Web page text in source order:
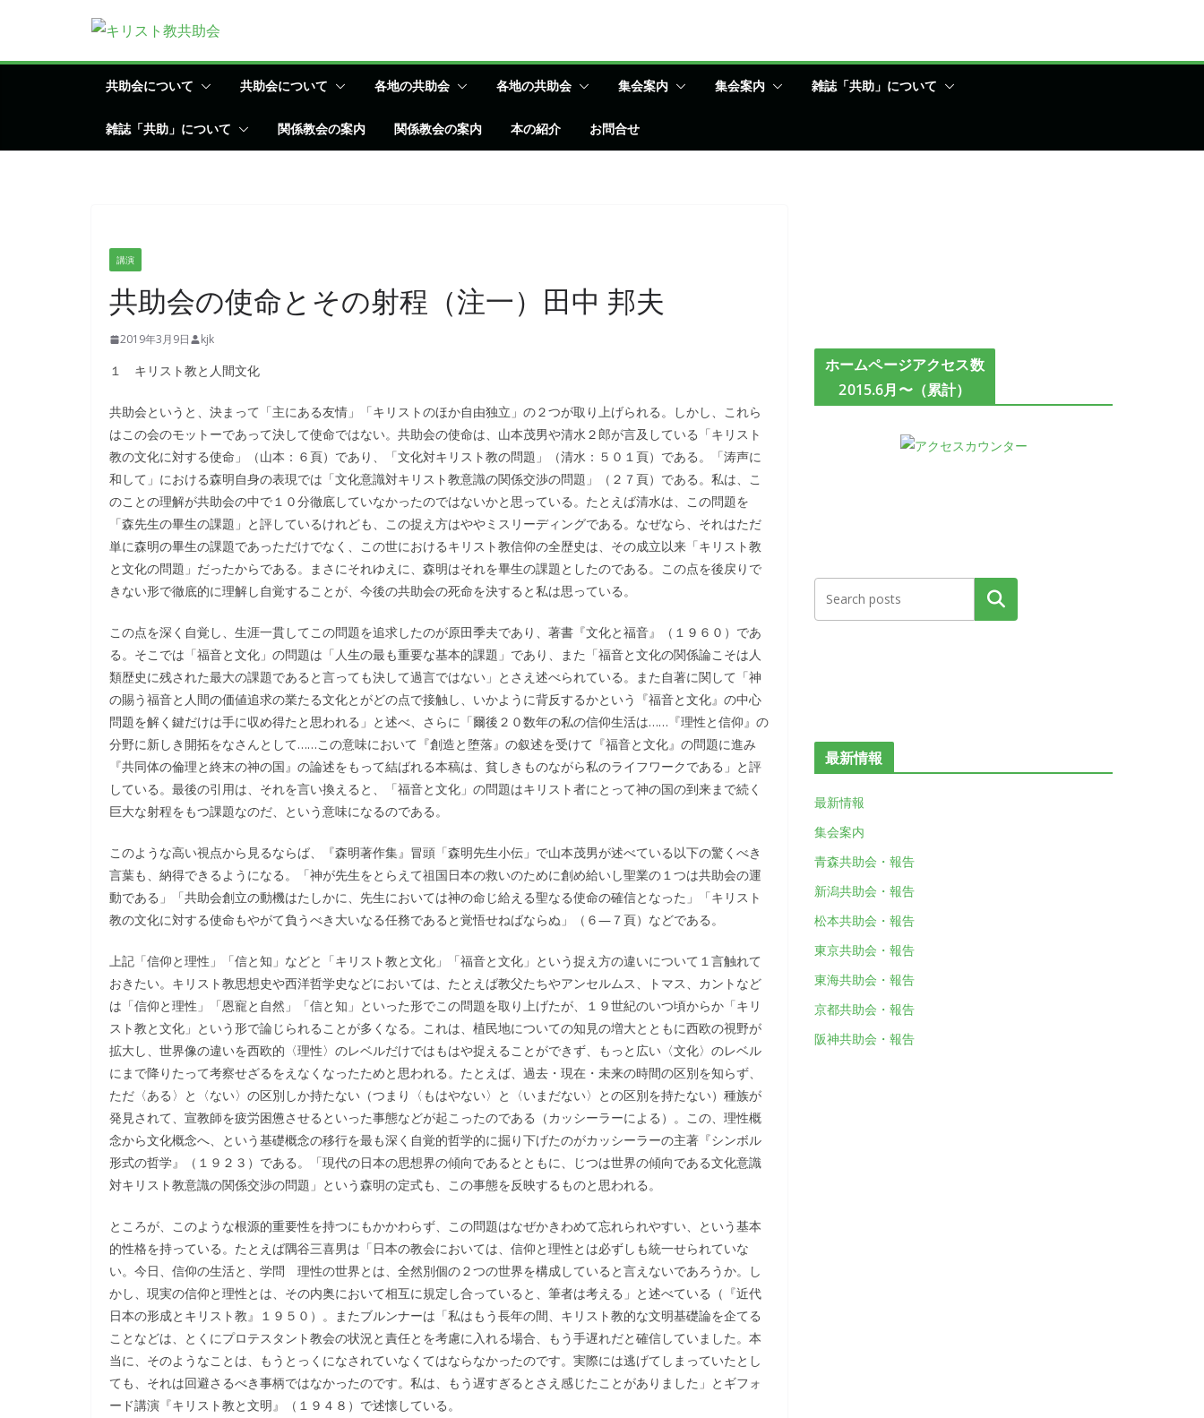
テ
共助会について 共助会について 各地の共助会 各地の共助会 集会案内 集会案内 雑誌「共助」について
雑誌「共助」について 関係教会の案内 関係教会の案内 本の紹介 お問合せ
講演
共助会の使命とその射程（注一）田中 邦夫
2019年3月9日 kjk
１ キリスト教と人間文化
共助会というと、決まって「主にある友情」「キリストのほか自由独立」の２つが取り上げられる。しかし、これら
はこの会のモットーであって決して使命ではない。共助会の使命は、山本茂男や清水２郎が言及している「キリスト
教の文化に対する使命」（山本：６頁）であり、「文化対キリスト教の問題」（清水：５０１頁）である。「涛声に
和して」における森明自身の表現では「文化意識対キリスト教意識の関係交渉の問題」（２７頁）である。私は、こ
のことの理解が共助会の中で１０分徹底していなかったのではないかと思っている。たとえば清水は、この問題を
「森先生の畢生の課題」と評しているけれども、この捉え方はややミスリーディングである。なぜなら、それはただ
単に森明の畢生の課題であっただけでなく、この世におけるキリスト教信仰の全歴史は、その成立以来「キリスト教
と文化の問題」だったからである。まさにそれゆえに、森明はそれを畢生の課題としたのである。この点を後戻りで
きない形で徹底的に理解し自覚することが、今後の共助会の死命を決すると私は思っている。
この点を深く自覚し、生涯一貫してこの問題を追求したのが原田季夫であり、著書『文化と福音』（１９６０）であ
る。そこでは「福音と文化」の問題は「人生の最も重要な基本的課題」であり、また「福音と文化の関係論こそは人
類歴史に残された最大の課題であると言っても決して過言ではない」とさえ述べられている。また自著に関して「神
の賜う福音と人間の価値追求の業たる文化とがどの点で接触し、いかように背反するかという『福音と文化』の中心
問題を解く鍵だけは手に収め得たと思われる」と述べ、さらに「爾後２０数年の私の信仰生活は……『理性と信仰』の
分野に新しき開拓をなさんとして……この意味において『創造と堕落』の叙述を受けて『福音と文化』の問題に進み
『共同体の倫理と終末の神の国』の論述をもって結ばれる本稿は、貧しきものながら私のライフワークである」と評
している。最後の引用は、それを言い換えると、「福音と文化」の問題はキリスト者にとって神の国の到来まで続く
巨大な射程をもつ課題なのだ、という意味になるのである。
このような高い視点から見るならば、『森明著作集』冒頭「森明先生小伝」で山本茂男が述べている以下の驚くべき
言葉も、納得できるようになる。「神が先生をとらえて祖国日本の救いのために創め給いし聖業の１つは共助会の運
動である」「共助会創立の動機はたしかに、先生においては神の命じ給える聖なる使命の確信となった」「キリスト
教の文化に対する使命もやがて負うべき大いなる任務であると覚悟せねばならぬ」（６―７頁）などである。
上記「信仰と理性」「信と知」などと「キリスト教と文化」「福音と文化」という捉え方の違いについて１言触れて
おきたい。キリスト教思想史や西洋哲学史などにおいては、たとえば教父たちやアンセルムス、トマス、カントなど
は「信仰と理性」「恩寵と自然」「信と知」といった形でこの問題を取り上げたが、１９世紀のいつ頃からか「キリ
スト教と文化」という形で論じられることが多くなる。これは、植民地についての知見の増大とともに西欧の視野が
拡大し、世界像の違いを西欧的〈理性〉のレベルだけではもはや捉えることができず、もっと広い〈文化〉のレベル
にまで降りたって考察せざるをえなくなったためと思われる。たとえば、過去・現在・未来の時間の区別を知らず、
ただ〈ある〉と〈ない〉の区別しか持たない（つまり〈もはやない〉と〈いまだない〉との区別を持たない）種族が
発見されて、宣教師を疲労困憊させるといった事態などが起こったのである（カッシーラーによる）。この、理性概
念から文化概念へ、という基礎概念の移行を最も深く自覚的哲学的に掘り下げたのがカッシーラーの主著『シンボル
形式の哲学』（１９２３）である。「現代の日本の思想界の傾向であるとともに、じつは世界の傾向である文化意識
対キリスト教意識の関係交渉の問題」という森明の定式も、この事態を反映するものと思われる。
ところが、このような根源的重要性を持つにもかかわらず、この問題はなぜかきわめて忘れられやすい、という基本
的性格を持っている。たとえば隅谷三喜男は「日本の教会においては、信仰と理性とは必ずしも統一せられていな
い。今日、信仰の生活と、学問゠理性の世界とは、全然別個の２つの世界を構成していると言えないであろうか。し
かし、現実の信仰と理性とは、その内奥において相互に規定し合っていると、筆者は考える」と述べている（『近代
日本の形成とキリスト教』１９５０）。またブルンナーは「私はもう長年の間、キリスト教的な文明基礎論を企てる
ことなどは、とくにプロテスタント教会の状況と責任とを考慮に入れる場合、もう手遅れだと確信していました。本
当に、そのようなことは、もうとっくになされていなくてはならなかったのです。実際には逃げてしまっていたとし
ても、それは回避さるべき事柄ではなかったのです。私は、もう遅すぎるとさえ感じたことがありました」とギフォ
ード講演『キリスト教と文明』（１９４８）で述懐している。
ホームページアクセス数
2015.6月〜（累計）
検索
最新情報
最新情報
集会案内
青森共助会・報告
新潟共助会・報告
松本共助会・報告
東京共助会・報告
東海共助会・報告
京都共助会・報告
阪神共助会・報告